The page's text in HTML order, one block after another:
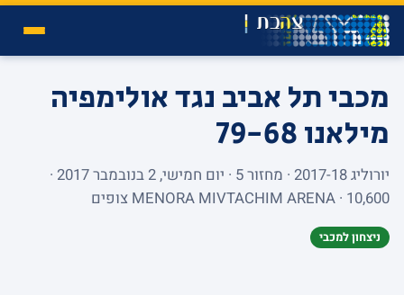
מכבי תל אביב נגד אולימפיה
מילאנו79-68
יורוליג 2017-18 · מחזור 5 · יום חמישי, 2 בנובמבר 2017 ·
MENORA MIVTACHIM ARENA · 10,600 צופים
ניצחון למכבי